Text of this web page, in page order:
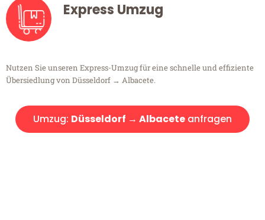
Express Umzug
Nutzen Sie unseren Express-Umzug für eine schnelle und effiziente
Übersiedlung von Düsseldorf → Albacete.
Umzug: Düsseldorf → Albacete anfragen